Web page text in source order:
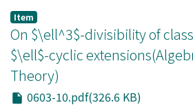
Item
On $\ell^3$-divisibility of
$\ell$-cyclic
Theory)
0603-10.pdf(326.6 KB)